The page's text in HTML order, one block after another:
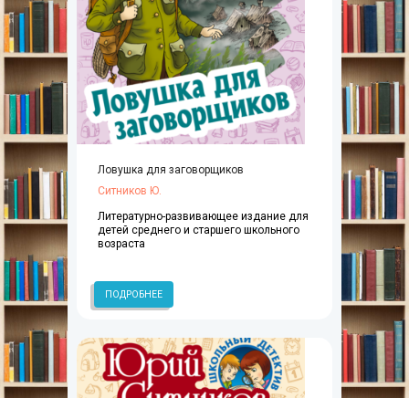
Ловушка для заговорщиков
Ситников Ю.
Литературно-развивающее издание для
детей среднего и старшего школьного
возраста
ПОДРОБНЕЕ